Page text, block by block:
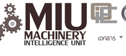
เอกสาร